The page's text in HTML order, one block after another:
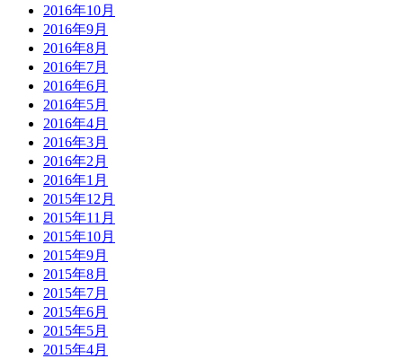
2016年10月
2016年9月
2016年8月
2016年7月
2016年6月
2016年5月
2016年4月
2016年3月
2016年2月
2016年1月
2015年12月
2015年11月
2015年10月
2015年9月
2015年8月
2015年7月
2015年6月
2015年5月
2015年4月